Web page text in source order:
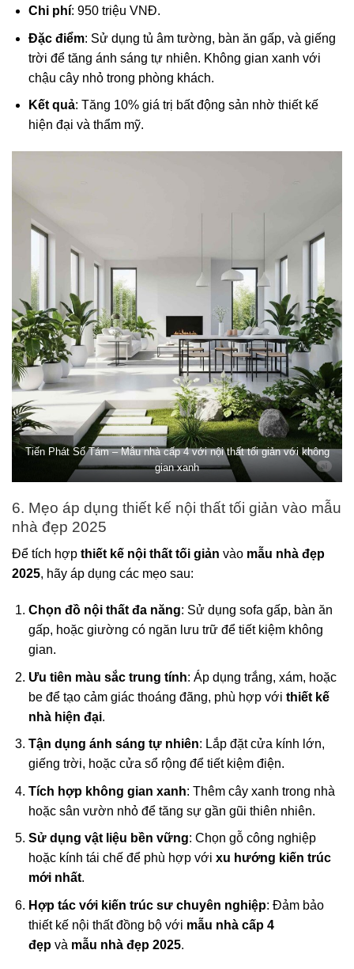
Chi phí: 950 triệu VNĐ.
Đặc điểm: Sử dụng tủ âm tường, bàn ăn gấp, và giếng
trời để tăng ánh sáng tự nhiên. Không gian xanh với
chậu cây nhỏ trong phòng khách.
Kết quả: Tăng 10% giá trị bất động sản nhờ thiết kế
hiện đại và thẩm mỹ.
Tiến Phát Số Tám – Mẫu nhà cấp 4 với nội thất tối giản với không
gian xanh
6. Mẹo áp dụng thiết kế nội thất tối giản vào mẫu
nhà đẹp 2025
Để tích hợp thiết kế nội thất tối giản vào mẫu nhà đẹp
2025, hãy áp dụng các mẹo sau:
Chọn đồ nội thất đa năng: Sử dụng sofa gấp, bàn ăn
gấp, hoặc giường có ngăn lưu trữ để tiết kiệm không
gian.
Ưu tiên màu sắc trung tính: Áp dụng trắng, xám, hoặc
be để tạo cảm giác thoáng đãng, phù hợp với thiết kế
nhà hiện đại.
Tận dụng ánh sáng tự nhiên: Lắp đặt cửa kính lớn,
giếng trời, hoặc cửa sổ rộng để tiết kiệm điện.
Tích hợp không gian xanh: Thêm cây xanh trong nhà
hoặc sân vườn nhỏ để tăng sự gần gũi thiên nhiên.
Sử dụng vật liệu bền vững: Chọn gỗ công nghiệp
hoặc kính tái chế để phù hợp với xu hướng kiến trúc
mới nhất.
Hợp tác với kiến trúc sư chuyên nghiệp: Đảm bảo
thiết kế nội thất đồng bộ với mẫu nhà cấp 4
đẹpvà mẫu nhà đẹp 2025.